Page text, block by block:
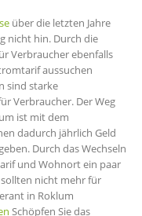
über die letzten Jahre
nicht hin. Durch die
Verbraucher ebenfalls
aussuchen
sind starke
Verbraucher. Der Weg
ist mit dem
dadurch jährlich Geld
Durch das Wechseln
und Wohnort ein paar
nicht mehr für
in Roklum
Schöpfen Sie das